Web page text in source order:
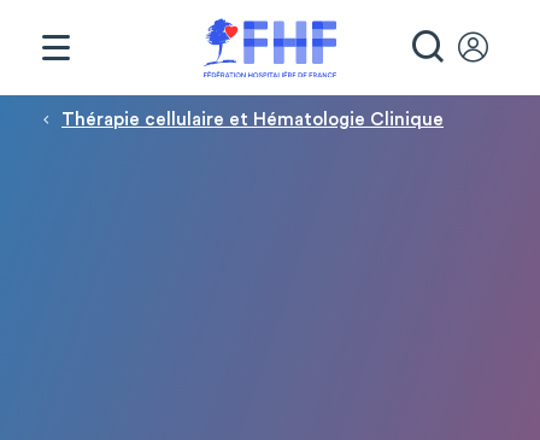
Fil d'Ariane
Thérapie cellulaire et Hématologie Clinique
Panneau de gestion des cookies